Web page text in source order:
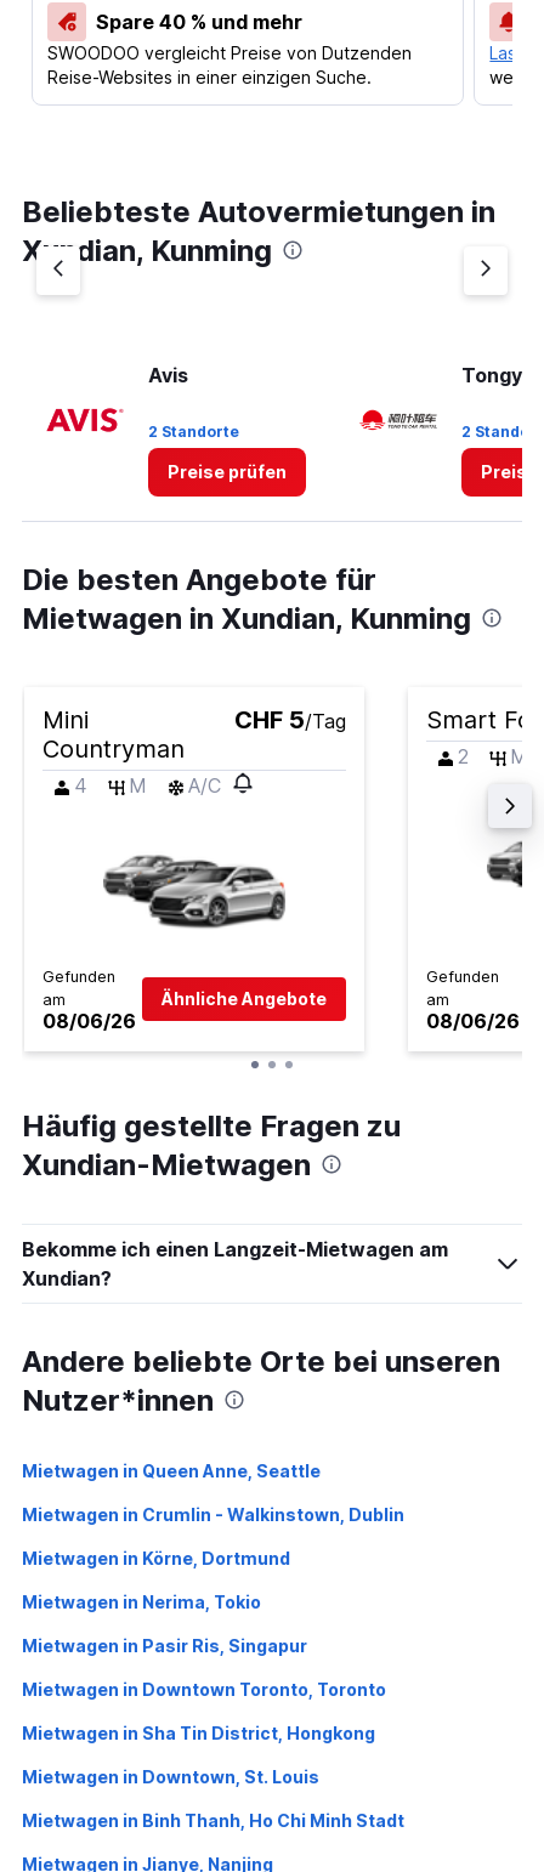
Spare 40 % und mehr
SWOODOO vergleicht Preise von Dutzenden
Reise-Websites in einer einzigen Suche.
Lass
Beliebteste Autovermietungen in
Xundian, Kunming
Avis
2 Standorte
Preise prüfen
Tongye
2
Preise
Die besten Angebote für
Mietwagen in Xundian, Kunming
Mini
Countryman
CHF 5/Tag
4 M A/C
Gefunden
am
08/06/26
Ähnliche Angebote
Smart
2 M
Gefunden
am
08/06/26
Häufig gestellte Fragen zu
Xundian-Mietwagen
Bekomme ich einen Langzeit-Mietwagen am
Xundian?
Andere beliebte Orte bei unseren
Nutzer*innen
Mietwagen in Queen Anne, Seattle
Mietwagen in Crumlin - Walkinstown, Dublin
Mietwagen in Körne, Dortmund
Mietwagen in Nerima, Tokio
Mietwagen in Pasir Ris, Singapur
Mietwagen in Downtown Toronto, Toronto
Mietwagen in Sha Tin District, Hongkong
Mietwagen in Downtown, St. Louis
Mietwagen in Binh Thanh, Ho Chi Minh Stadt
Mietwagen in Jianye, Nanjing